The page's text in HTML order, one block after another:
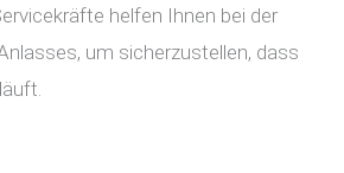
helfen Ihnen bei der
um sicherzustellen, dass